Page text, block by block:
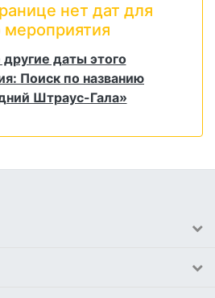
нет дат для
мероприятия
даты этого
Поиск по названию
Штраус-Гала»